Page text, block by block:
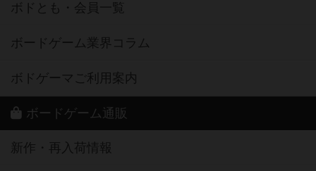
ボドとも・会員一覧
ボードゲーム業界コラム
ボドゲーマご利用案内
ボードゲーム通販
新作・再入荷情報